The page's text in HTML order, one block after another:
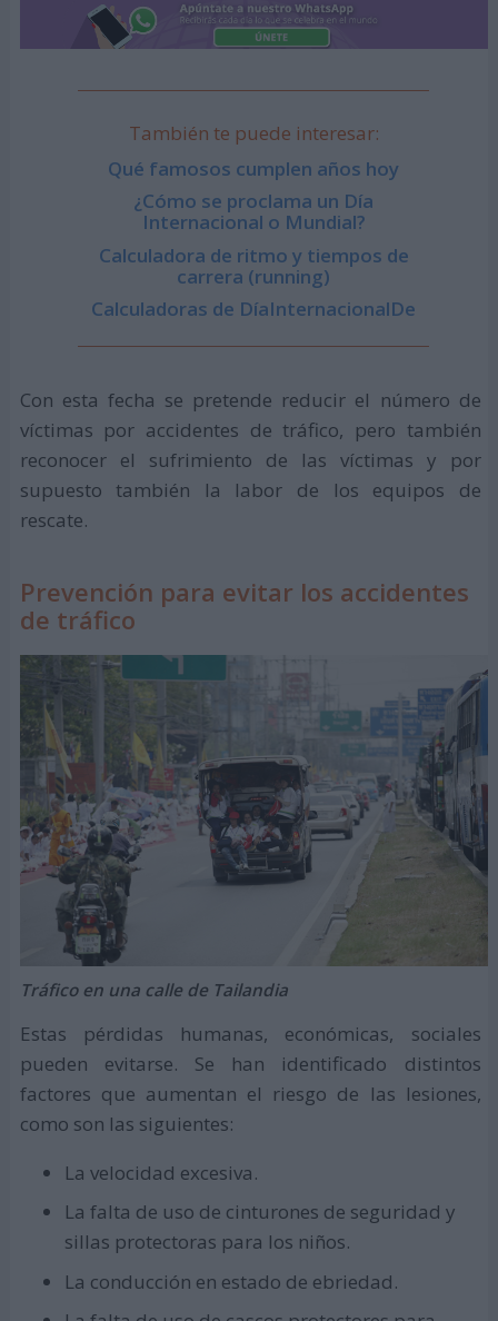
También te puede interesar:
Qué famosos cumplen años hoy
¿Cómo se proclama un Día
Internacional o Mundial?
Calculadora de ritmo y tiempos de
carrera (running)
Calculadoras de DíaInternacionalDe
Con esta fecha se pretende reducir el número de
víctimas por accidentes de tráfico, pero también
reconocer el sufrimiento de las víctimas y por
supuesto también la labor de los equipos de
rescate.
Prevención para evitar los accidentes
de tráfico
Tráfico en una calle de Tailandia
Estas pérdidas humanas, económicas, sociales
pueden evitarse. Se han identificado distintos
factores que aumentan el riesgo de las lesiones,
como son las siguientes:
La velocidad excesiva.
La falta de uso de cinturones de seguridad y
sillas protectoras para los niños.
La conducción en estado de ebriedad.